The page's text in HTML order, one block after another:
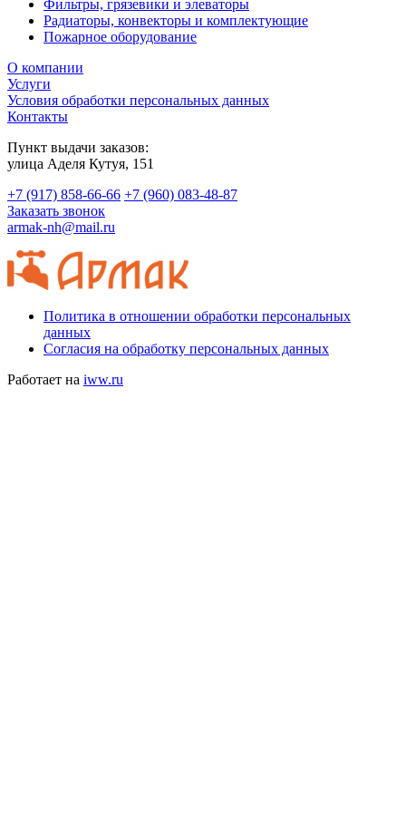
Фильтры, грязевики и элеваторы
Радиаторы, конвекторы и комплектующие
Пожарное оборудование
О компании
Услуги
Условия обработки персональных данных
Контакты
Пункт выдачи заказов:
​улица Аделя Кутуя, 151
+7 (917) 858-66-66 +7 (960) 083-48-87
Заказать звонок
armak-nh@mail.ru
Политика в отношении обработки персональных
данных
Согласия на обработку персональных данных
Работает на iww.ru